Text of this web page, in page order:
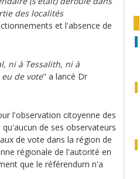
des localités
et l'absence de
ni à Tessalith, ni à
eu de vote" a lancé Dr
l'observation citoyenne des
de ses observateurs
de vote dans la région de
régionale de l'autorité en
que le référendum n'a